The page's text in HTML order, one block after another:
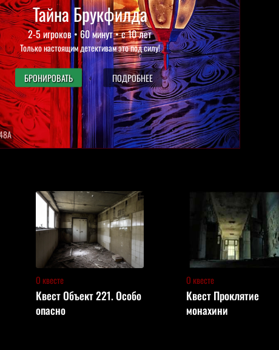
Тайна Брукфилда
2-5 игроков • 60 минут • с 10 лет
Только настоящим детективам это под силу!
ПОДРОБНЕЕ
БРОНИРОВАТЬ
О квесте
Квест Объект 221. Особо
опасно
О квесте
Квест Проклятие
монахини